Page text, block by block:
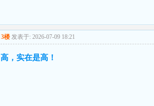
3楼 发表于: 2026-07-09 18:21
高，实在是高！